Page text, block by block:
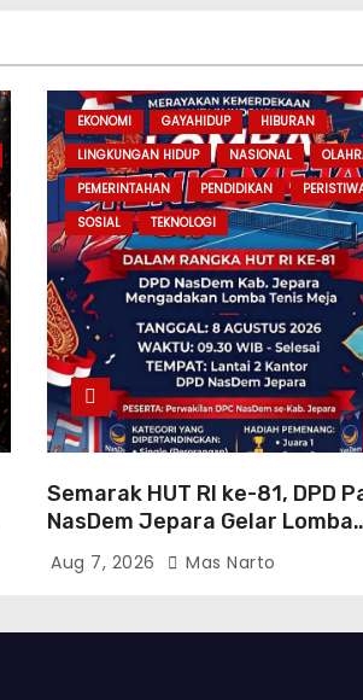
EKONOMI GAYAHIDUP
HIBURAN
LINGKUNGAN HIDUP
NASIONAL
PEMERINTAHAN
PENDIDIKAN
SOSIAL
TEKNOLOGI
Semarak HUT RI ke-81, DPD
NasDem Jepara Gelar Lomba
Tenis Meja Antar-DPC Se-
Kabupaten
Aug 7, 2026 Mas Narto